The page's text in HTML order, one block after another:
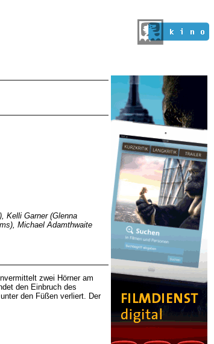
Kelli Garner (Glenna
Michael Adamthwaite
zwei Hörner am
den Einbruch des
den Füßen verliert. Der